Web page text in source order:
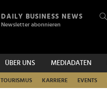
DAILY BUSINESS NEWS
Newsletter abonnieren
ÜBER UNS MEDIADATEN
TOURISMUS KARRIERE EVENTS